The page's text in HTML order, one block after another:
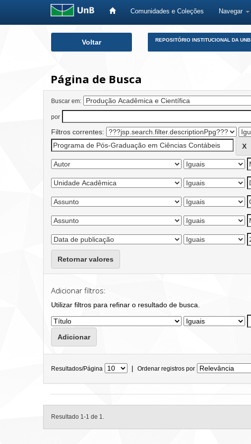
Comunidades e Coleções Navegar
Voltar REPOSITÓRIO INSTITUCIONAL DA UNB
Página de Busca
Buscar em:
por
Filtros correntes:
Retornar valores
Adicionar filtros:
Utilizar filtros para refinar o resultado de busca.
Resultados/Página | Ordenar registros por
Resultado 1-1 de 1.